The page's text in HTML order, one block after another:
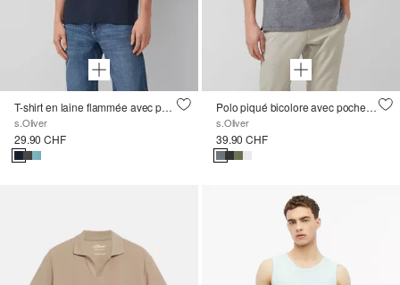
T-shirt en laine flammée avec poche poitrine
s.Oliver
29.90 CHF
Polo piqué bicolore avec poche poitrine
s.Oliver
39.90 CHF